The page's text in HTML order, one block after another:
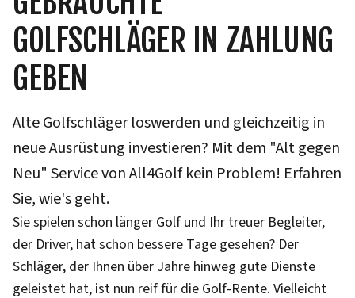
GOLFSCHLÄGER IN ZAHLUNG
GEBEN
Alte Golfschläger loswerden und gleichzeitig in
neue Ausrüstung investieren? Mit dem "Alt gegen
Neu" Service von All4Golf kein Problem! Erfahren
Sie, wie's geht.
Sie spielen schon länger Golf und Ihr treuer Begleiter,
der Driver, hat schon bessere Tage gesehen? Der
Schläger, der Ihnen über Jahre hinweg gute Dienste
geleistet hat, ist nun reif für die Golf-Rente. Vielleicht